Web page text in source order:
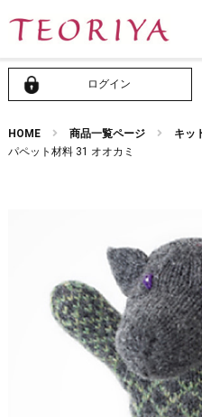
ログイン
HOME 商品一覧ページ キッ
パペット材料 31 オオカミ